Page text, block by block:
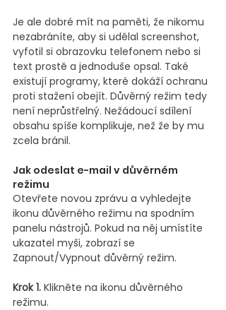
Je ale dobré mít na paměti, že nikomu
nezabráníte, aby si udělal screenshot,
vyfotil si obrazovku telefonem nebo si
text prostě a jednoduše opsal. Také
existují programy, které dokáží ochranu
proti stažení obejít. Důvěrný režim tedy
není neprůstřelný. Nežádoucí sdílení
obsahu spíše komplikuje, než že by mu
zcela bránil.
Jak odeslat e-mail v důvěrném
režimu
Otevřete novou zprávu a vyhledejte
ikonu důvěrného režimu na spodním
panelu nástrojů. Pokud na něj umístíte
ukazatel myši, zobrazí se
Zapnout/Vypnout důvěrný režim.
Krok 1. Klikněte na ikonu důvěrného
režimu.